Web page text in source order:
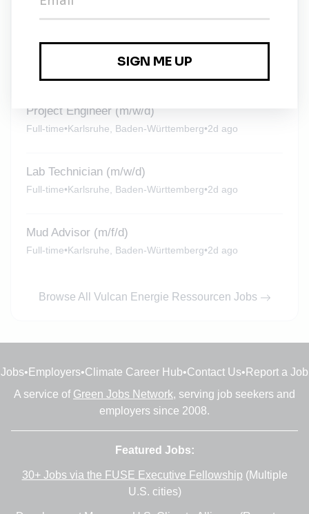
Full-time• Karlsruhe, Baden-Württemberg
Karlsruhe, Baden-Württemberg
Project Engineer (m/w/d)
Full-time•Karlsruhe, Baden-Württemberg•2d ago
Lab Technician (m/w/d)
Full-time•Karlsruhe, Baden-Württemberg•2d ago
Mud Advisor (m/f/d)
Full-time•Karlsruhe, Baden-Württemberg•2d ago
Browse All Vulcan Energie Ressourcen Jobs
Jobs• Employers•Climate Career Hub•Contact Us• Report a Job
A service of Green Jobs Network, serving job seekers and
employers since 2008.
Featured Jobs:
30+ Jobs via the FUSE Executive Fellowship (Multiple
U.S. cities)